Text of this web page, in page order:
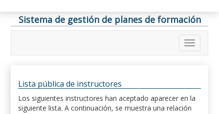
Sistema de gestión de planes de formación
Lista pública de instructores
Los siguientes instructores han aceptado aparecer en la
siguiente lista. A continuación, se muestra una relación